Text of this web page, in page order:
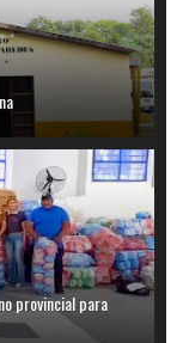
provincial para